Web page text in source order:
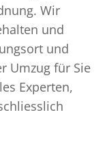
Wir
und
und
Umzug für Sie
Experten,